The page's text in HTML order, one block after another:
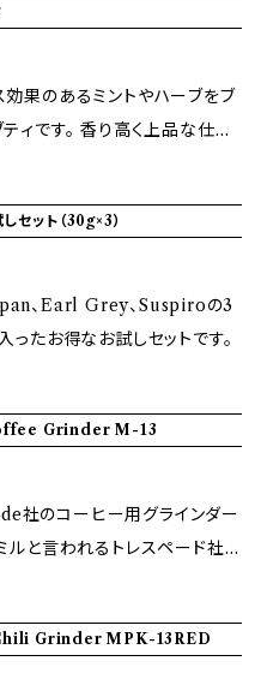
効果のあるミントやハーブをブ
ィです。 香り高く上品な仕上
ット（30g×3）
、Earl Grey、Suspiroの3
たお得なお試しセットです。
Grinder M-13
社のコーヒー用グラインダー
ルと言われるトレスペード社の
ーは、ブラック、ブロンズ、レッ
Grinder MPK-13RED